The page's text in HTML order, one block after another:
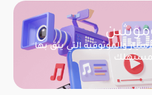
والموثوقية التي يثق بها